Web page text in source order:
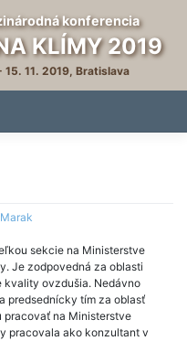
konferencia
KLÍMY 2019
15. 11. 2019, Bratislava
sekcie na Ministerstve
Je zodpovedná za oblasti
kvality ovzdušia. Nedávno
predsednícky tím za oblasť
na Ministerstve
pracovala ako konzultant v